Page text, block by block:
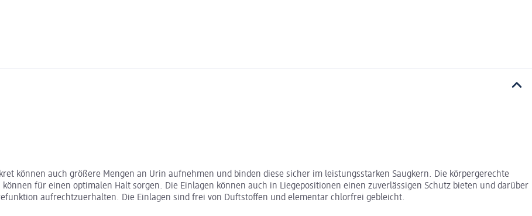
können auch größere Mengen an Urin aufnehmen und binden diese sicher im leistungsstarken Saugkern. Die körpergerechte
für einen optimalen Halt sorgen. Die Einlagen können auch in Liegepositionen einen zuverlässigen Schutz bieten und darüber
aufrechtzuerhalten. Die Einlagen sind frei von Duftstoffen und elementar chlorfrei gebleicht.